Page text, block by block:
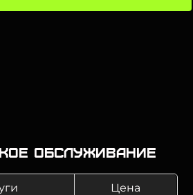
обслуживание
Цена